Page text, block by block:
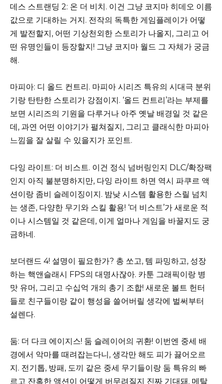
데스 스트랜딩 2: 온 더 비치. 이건 그냥 코지마 히데오 이름
값으로 기대하는 거지. 전작의 독특한 게임플레이가 어떻
게 발전할지, 어떤 기상천외한 스토리가 나올지, 그리고 어
떤 유명인들이 등장할지! 그냥 코지마 월드 그 자체가 궁금
해.
마피아: 디 올드 컨트리. 마피아 시리즈 특유의 시대극 분위
기랑 탄탄한 스토리가 강점이지. ‘올드 컨트리’라는 부제를
보면 시리즈의 기원을 다루거나 아주 옛날 배경일 것 같은
데, 과연 어떤 이야기가 펼쳐질지, 그리고 클래식한 마피아
느낌을 잘 살릴 수 있을지가 포인트.
다잉 라이트: 더 비스트. 이건 정식 넘버링인지 DLC/확장팩
인지 아직 불분명하지만, 다잉 라이트 하면 역시 파쿠르 액
션이랑 좀비 슬레이징이지. 밤낮 시스템 활용한 스릴 넘치
는 생존, 다양한 무기와 스킬 활용! ‘더 비스트’가 새로운 적
이나 시스템일 것 같은데, 이게 얼마나 게임을 바꿀지도 궁
금하네.
보더랜드 4! 설명이 필요한가? 총 쏘고, 템 파밍하고, 성장
하는 핵앤슬래시 FPS의 대명사잖아. 카툰 그래픽이랑 병
맛 유머, 그리고 수십억 개의 총기 조합! 새로운 볼트 헌터
들로 친구들이랑 같이 행성을 쓸어버릴 생각에 벌써부터
설렌다.
둠: 더 다크 에이지스! 둠 슬레이어의 귀환! 이번엔 중세 배
경에서 악마를 때려잡는다니, 생각만 해도 피가 끓어오르
지. 전기톱, 방패, 도끼 같은 중세 무기들이랑 둠 특유의 빠
르고 잔혹한 액션이 어떻게 버무려질지 진짜 기대돼. 메탈